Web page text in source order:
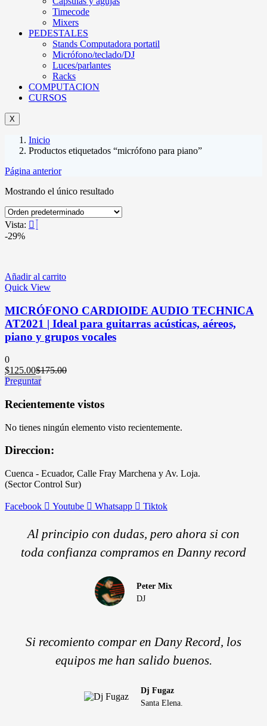
Timecode
Mixers
PEDESTALES
Stands Computadora portatil
Micrófono/teclado/DJ
Luces/parlantes
Racks
COMPUTACION
CURSOS
X
Inicio
Productos etiquetados “micrófono para piano”
Página anterior
Mostrando el único resultado
Vista:
-29%
Añadir al carrito
Quick View
MICRÓFONO CARDIOIDE AUDIO TECHNICA
AT2021 | Ideal para guitarras acústicas, aéreos,
piano y grupos vocales
0
$125.00El
precio
es:
$175.00
era:
Preguntar
Recientemente vistos
No tienes ningún elemento visto recientemente.
Direccion:
Cuenca - Ecuador, Calle Fray Marchena y Av. Loja.
(Sector Control Sur)
Facebook Youtube Whatsapp Tiktok
Al principio con dudas, pero ahora si con
toda confianza compramos en Danny record
Peter Mix
DJ
Si recomiento compar en Dany Record, los
equipos me han salido buenos.
Dj Fugaz
Santa Elena.